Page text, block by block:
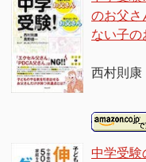
のお父さ
ない子の
西村則康
中学受験